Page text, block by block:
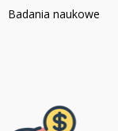
Badania naukowe